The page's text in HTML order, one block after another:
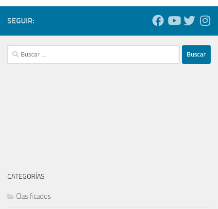
SEGUIR:
Buscar:
CATEGORÍAS
Clasificados